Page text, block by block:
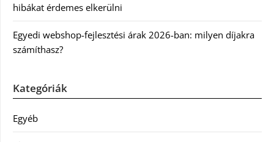
hibákat érdemes elkerülni
Egyedi webshop-fejlesztési árak 2026-ban: milyen díjakra
számíthasz?
Kategóriák
Egyéb